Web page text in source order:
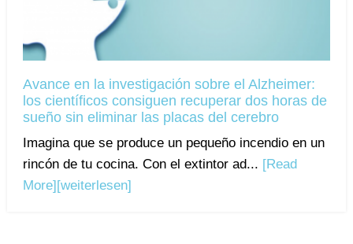
Avance en la investigación sobre el Alzheimer:
los científicos consiguen recuperar dos horas de
sueño sin eliminar las placas del cerebro
Imagina que se produce un pequeño incendio en un
rincón de tu cocina. Con el extintor ad... [Read
More][weiterlesen]